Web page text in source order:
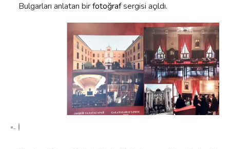
Bulgarları anlatan birfotoğrafsergisi açıldı.